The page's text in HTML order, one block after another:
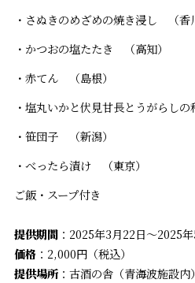
・さぬきのめざめの焼き浸し （香
・かつおの塩たたき （高知）
・赤てん （島根）
・塩丸いかと伏見甘長とうがらし
・笹団子 （新潟）
・べったら漬け （東京）
ご飯・スープ付き
提供期間：2025年3月22日～2025
価格：2,000円（税込）
提供場所：古酒の舎（青海波施設内）